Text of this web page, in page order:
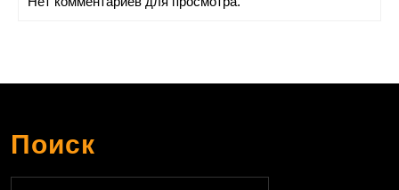
Поиск